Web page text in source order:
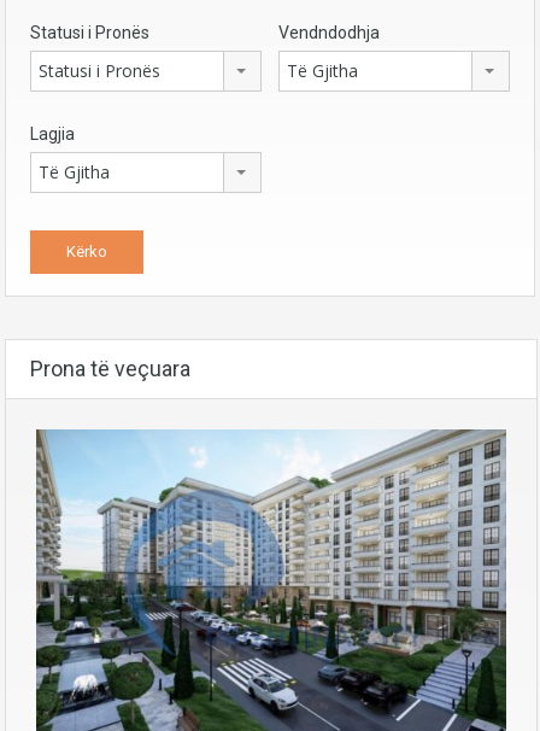
Statusi i Pronës
Statusi i Pronës
Vendndodhja
Të Gjitha
Lagjia
Të Gjitha
Prona të veçuara